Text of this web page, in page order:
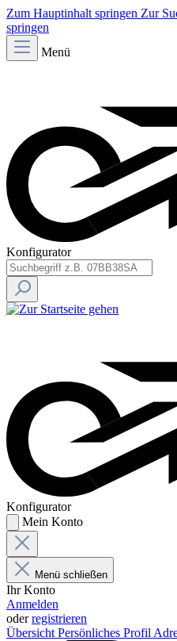
Zum Hauptinhalt springen Zur
springen
Menü
Konfigurator
Konfigurator
Mein Konto
Menü schließen
Ihr Konto
Anmelden
oderregistrieren
Übersicht Persönliches Profil